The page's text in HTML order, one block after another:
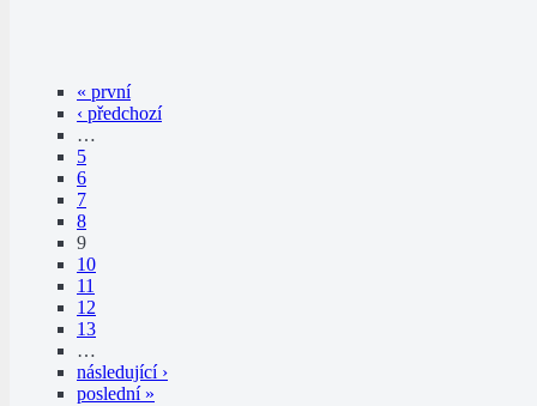
« první
‹ předchozí
…
5
6
7
8
9
10
11
12
13
…
následující ›
poslední »